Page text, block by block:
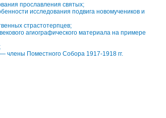
прославления святых;
исследования подвига новомучеников и
страстотерпцев;
агиографического материала на примере
члены Поместного Собора 1917-1918 гг.